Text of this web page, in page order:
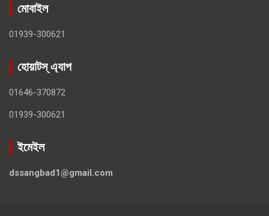
মোবাইল
01939-300621
হোয়াটস্ এ্যাপ
01646-370872
01939-300621
ইমেইল
dssangbad1@gmail.com